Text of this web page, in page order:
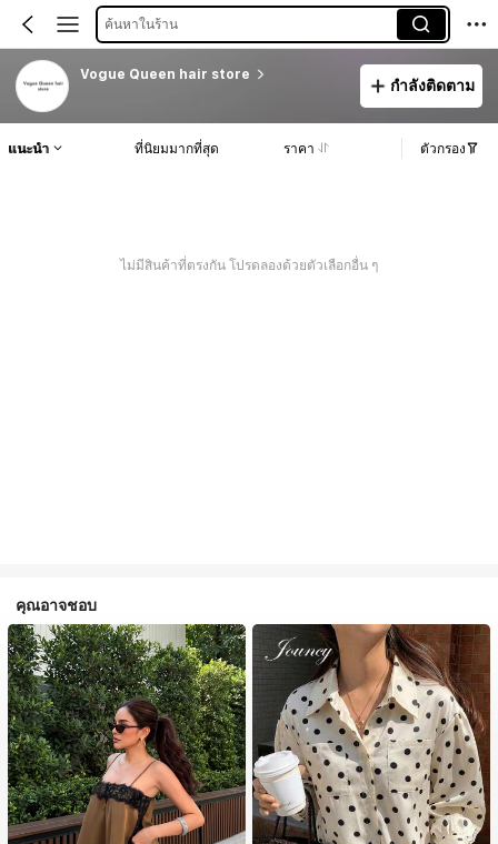
ค้นหาในร้าน
Vogue Queen hair store
กำลังติดตาม
แนะนำ ที่นิยมมากที่สุด ราคา ตัวกรอง
ไม่มีสินค้าที่ตรงกัน โปรดลองด้วยตัวเลือกอื่น ๆ
คุณอาจชอบ